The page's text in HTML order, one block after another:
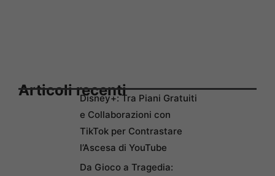
Articoli recentiDisney+: Tra Piani Gratuiti
e Collaborazioni con
TikTok per Contrastare
l’Ascesa di YouTube
Da Gioco a Tragedia: